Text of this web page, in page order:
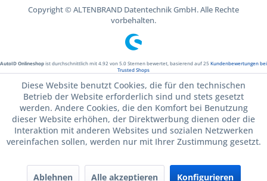
Copyright © ALTENBRAND Datentechnik GmbH. Alle Rechte
vorbehalten.
AutoID Onlineshopist durchschnittlich mit4.92 von5.0Sternen bewertet, basierend auf25 Kundenbewertungen bei
Trusted Shops
Diese Website benutzt Cookies, die für den technischen
Betrieb der Website erforderlich sind und stets gesetzt
werden. Andere Cookies, die den Komfort bei Benutzung
dieser Website erhöhen, der Direktwerbung dienen oder die
Interaktion mit anderen Websites und sozialen Netzwerken
vereinfachen sollen, werden nur mit Ihrer Zustimmung gesetzt.
Ablehnen Alle akzeptieren Konfigurieren